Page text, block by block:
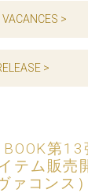
VACANCES >
>
第13
テム販売
ァコンス